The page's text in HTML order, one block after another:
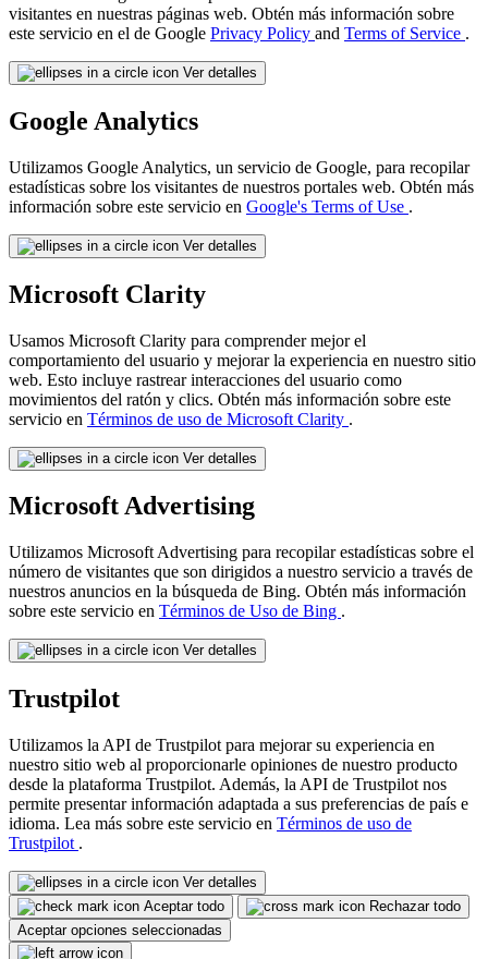
visitantes en nuestras páginas web. Obtén más información sobre
este servicio en el de Google Privacy Policy and Terms of Service .
Ver detalles
Google Analytics
Utilizamos Google Analytics, un servicio de Google, para recopilar
estadísticas sobre los visitantes de nuestros portales web. Obtén más
información sobre este servicio en Google's Terms of Use .
Ver detalles
Microsoft Clarity
Usamos Microsoft Clarity para comprender mejor el
comportamiento del usuario y mejorar la experiencia en nuestro sitio
web. Esto incluye rastrear interacciones del usuario como
movimientos del ratón y clics. Obtén más información sobre este
servicio en Términos de uso de Microsoft Clarity .
Ver detalles
Microsoft Advertising
Utilizamos Microsoft Advertising para recopilar estadísticas sobre el
número de visitantes que son dirigidos a nuestro servicio a través de
nuestros anuncios en la búsqueda de Bing. Obtén más información
sobre este servicio en Términos de Uso de Bing .
Ver detalles
Trustpilot
Utilizamos la API de Trustpilot para mejorar su experiencia en
nuestro sitio web al proporcionarle opiniones de nuestro producto
desde la plataforma Trustpilot. Además, la API de Trustpilot nos
permite presentar información adaptada a sus preferencias de país e
idioma. Lea más sobre este servicio en Términos de uso de
Trustpilot .
Ver detalles
Aceptar todo
Rechazar todo
Aceptar opciones seleccionadas